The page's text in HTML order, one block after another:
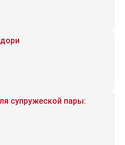
супружеской пары: